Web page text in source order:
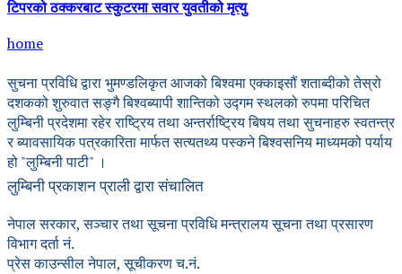
टिपरको ठक्करबाट स्कुटरमा सवार युवतीको मृत्यु
home
सुचना प्रविधि द्वारा भुमण्डलिकृत आजको बिश्वमा एक्काइसौं शताब्दीको तेस्रो
दशकको शुरुवात सङ्गै बिश्वब्यापी शान्तिको उद्गम स्थलको रुपमा परिचित
लुम्बिनी प्रदेशमा रहेर राष्ट्रिय तथा अन्तर्राष्ट्रिय बिषय तथा सुचनाहरु स्वतन्त्र
र ब्यावसायिक पत्रकारिता मार्फत सत्यतथ्य पस्कने बिश्वसनिय माध्यमको पर्याय
हो "लुम्बिनी पाटी" ।
लुम्बिनी प्रकाशन प्राली द्वारा संचालित
नेपाल सरकार, सञ्चार तथा सूचना प्रविधि मन्त्रालय सूचना तथा प्रसारण
विभाग दर्ता नं.
प्रेस काउन्सील नेपाल, सूचीकरण च.नं.